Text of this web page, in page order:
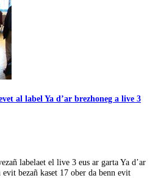
al label Ya d’ar brezhoneg a live 3
labelaet el live 3 eus ar garta Ya d’ar
evit bezañ kaset 17 ober da benn evit